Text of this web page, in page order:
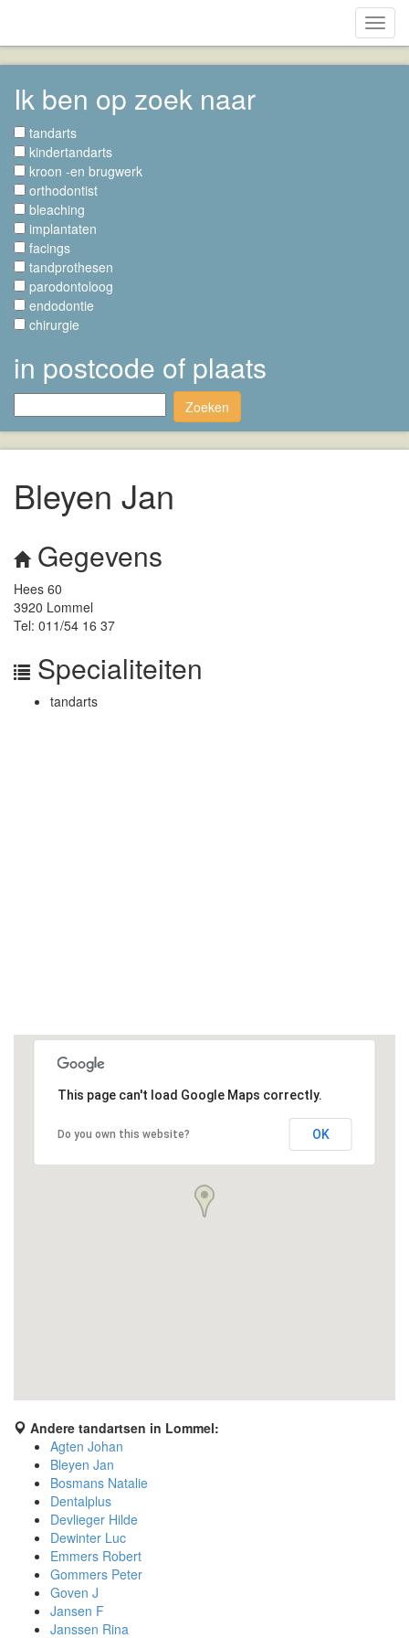
Ik ben op zoek naar
tandarts
kindertandarts
kroon -en brugwerk
orthodontist
bleaching
implantaten
facings
tandprothesen
parodontoloog
endodontie
chirurgie
in postcode of plaats
Zoeken
Bleyen Jan
Gegevens
Hees 60
3920 Lommel
Tel: 011/54 16 37
Specialiteiten
tandarts
This page can't load Google Maps correctly.
Do you own this website? OK
Andere tandartsen in Lommel:
Agten Johan
Bleyen Jan
Bosmans Natalie
Dentalplus
Devlieger Hilde
Dewinter Luc
Emmers Robert
Gommers Peter
Goven J
Jansen F
Janssen Rina